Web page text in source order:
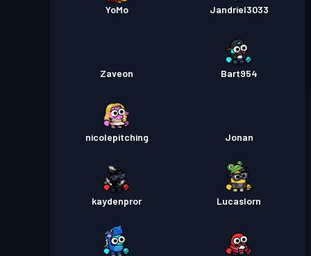
YoMo Jandriel3033
Zaveon Bart954
nicolepitching Jonan
kaydenpror Lucaslorn